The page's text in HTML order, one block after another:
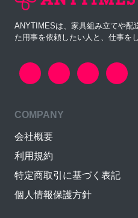
ANYTIMESは、家具組み立てや配
た用事を依頼したい人と、仕事を
COMPANY
会社概要
利用規約
特定商取引に基づく表記
個人情報保護方針